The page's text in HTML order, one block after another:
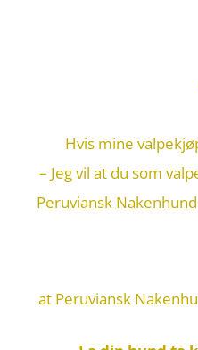
Hvis mine
– Jeg vil at du som
Peruviansk
at Peruviansk